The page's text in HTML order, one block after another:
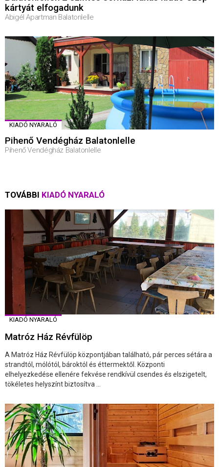
kártyát elfogadunk
Abigél Apartman Balatonlelle
KIADÓ NYARALÓ
Pihenő Vendégház Balatonlelle
Pihenő Vendégház Balatonlelle
TOVÁBBI KIADÓ NYARALÓ
KIADÓ NYARALÓ
Matróz Ház Révfülöp
A Matróz Ház Révfülöp központjában található, pár perces sétára a
strandtól, mólótól, bároktól és éttermektől. Központi
elhelyezkedése ellenére fekvése rendkívül csendes és elszigetelt,
tökéletes helyszínt biztosítva ...